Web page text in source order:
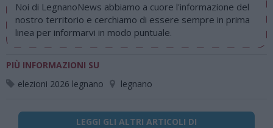
Noi di LegnanoNews abbiamo a cuore l'informazione del
nostro territorio e cerchiamo di essere sempre in prima
linea per informarvi in modo puntuale.
PIÙ INFORMAZIONI SU
elezioni 2026 legnano
legnano
LEGGI GLI ALTRI ARTICOLI DI